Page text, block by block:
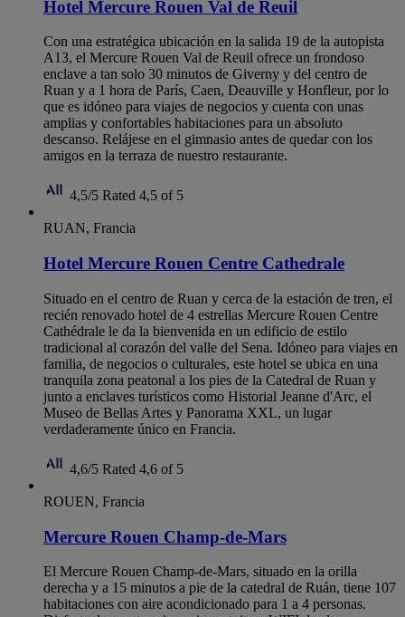
Hotel Mercure Rouen Val de Reuil
Con una estratégica ubicación en la salida 19 de la autopista
A13, el Mercure Rouen Val de Reuil ofrece un frondoso
enclave a tan solo 30 minutos de Giverny y del centro de
Ruan y a 1 hora de París, Caen, Deauville y Honfleur, por lo
que es idóneo para viajes de negocios y cuenta con unas
amplias y confortables habitaciones para un absoluto
descanso. Relájese en el gimnasio antes de quedar con los
amigos en la terraza de nuestro restaurante.
4,5/5 Rated 4,5 of 5
RUAN, Francia
Hotel Mercure Rouen Centre Cathedrale
Situado en el centro de Ruan y cerca de la estación de tren, el
recién renovado hotel de 4 estrellas Mercure Rouen Centre
Cathédrale le da la bienvenida en un edificio de estilo
tradicional al corazón del valle del Sena. Idóneo para viajes en
familia, de negocios o culturales, este hotel se ubica en una
tranquila zona peatonal a los pies de la Catedral de Ruan y
junto a enclaves turísticos como Historial Jeanne d'Arc, el
Museo de Bellas Artes y Panorama XXL, un lugar
verdaderamente único en Francia.
4,6/5 Rated 4,6 of 5
ROUEN, Francia
Mercure Rouen Champ-de-Mars
El Mercure Rouen Champ-de-Mars, situado en la orilla
derecha y a 15 minutos a pie de la catedral de Ruán, tiene 107
habitaciones con aire acondicionado para 1 a 4 personas.